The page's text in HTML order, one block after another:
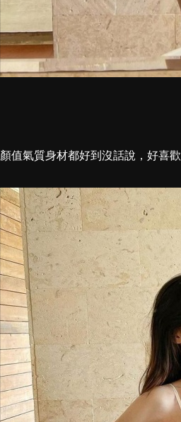
顏值氣質身材都好到沒話說，好喜